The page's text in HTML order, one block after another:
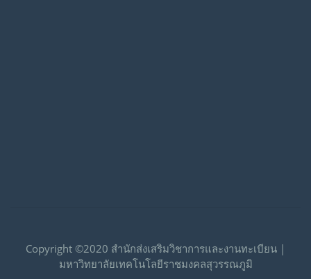
Copyright ©2020 สำนักส่งเสริมวิชาการและงานทะเบียน |
มหาวิทยาลัยเทคโนโลยีราชมงคลสุวรรณภูมิ